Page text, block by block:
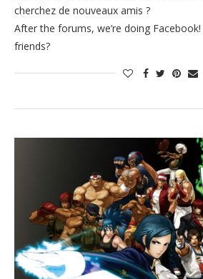
cherchez de nouveaux amis ?
After the forums, we’re doing
friends?